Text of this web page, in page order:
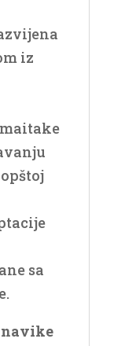
iz
sa
navike